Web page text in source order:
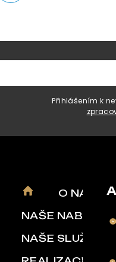
Přihlášením k
O NÁS
NAŠE NABÍDKA
NAŠE SLUŽBY